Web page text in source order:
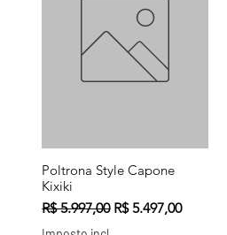
Visualização rápida
Poltrona Style Capone
Kixiki
Preço normal
R$ 5.997,00 Preço promocional
R$ 5.497,00